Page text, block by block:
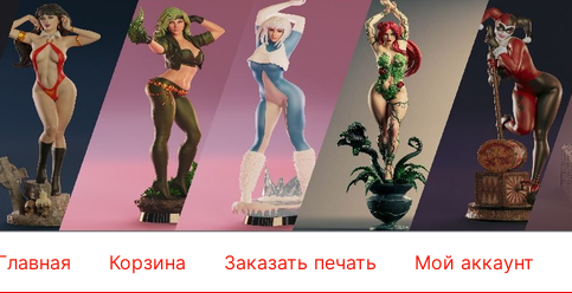
Корзина Заказать печать Мой аккаунт